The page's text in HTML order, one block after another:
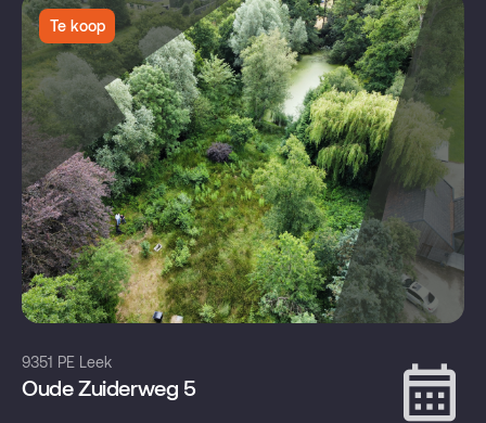
Te koop
9351 PE Leek
Oude Zuiderweg 5